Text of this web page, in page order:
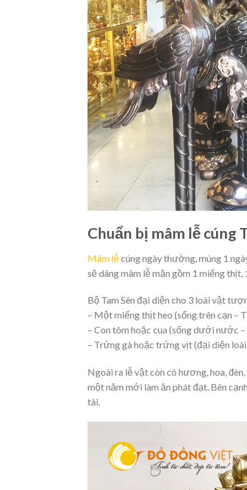
Chuẩn bị mâm lễ cúng
Mâm lễcúng ngày thường, mùng 1
sẽ dâng mâm lễ mặn gồm 1 miếng thịt,
Bộ Tam Sên đại diện cho 3 loài vật
– Một miếng thịt heo (sống trên cạn –
– Con tôm hoặc cua (sống dưới nước
– Trứng gà hoặc trứng vịt (đại diện
Ngoài ra lễ vật còn có hương, hoa,
một năm mới làm ăn phát đạt. Bên
tài.